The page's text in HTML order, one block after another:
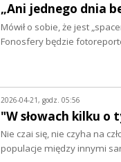
„Ani jednego dnia
Mówił o sobie, że jest
Fonosfery będzie
2026-04-21, godz. 05:56
"W słowach kilku
Nie czai się, nie czyha na
populacje między innymi